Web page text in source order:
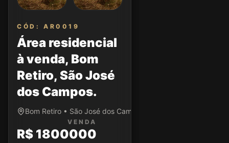
CÓD: AR0019
Área residencial
à venda, Bom
Retiro, São José
dos Campos.
Bom Retiro • São José dos Campos/SP
VENDA
R$ 1800000